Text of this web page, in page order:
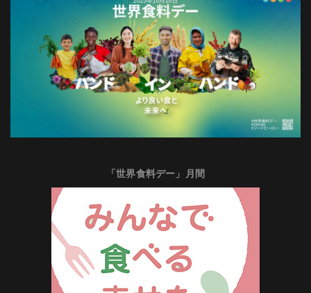
「世界食料デー」月間